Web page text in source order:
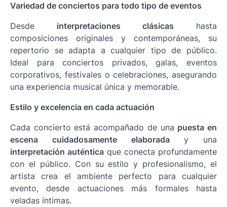
Variedad de conciertos para todo tipo de eventos
Desde interpretaciones clásicas hasta
composiciones originales y contemporáneas, su
repertorio se adapta a cualquier tipo de público.
Ideal para conciertos privados, galas, eventos
corporativos, festivales o celebraciones, asegurando
una experiencia musical única y memorable.
Estilo y excelencia en cada actuación
Cada concierto está acompañado de una puesta en
escena cuidadosamente elaboraday una
interpretación auténtica que conecta profundamente
con el público. Con su estilo y profesionalismo, el
artista crea el ambiente perfecto para cualquier
evento, desde actuaciones más formales hasta
veladas íntimas.